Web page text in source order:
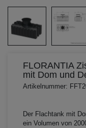
FLORANTIA
mit Dom und
Artikelnummer:
Der Flachtank mit
ein Volumen von